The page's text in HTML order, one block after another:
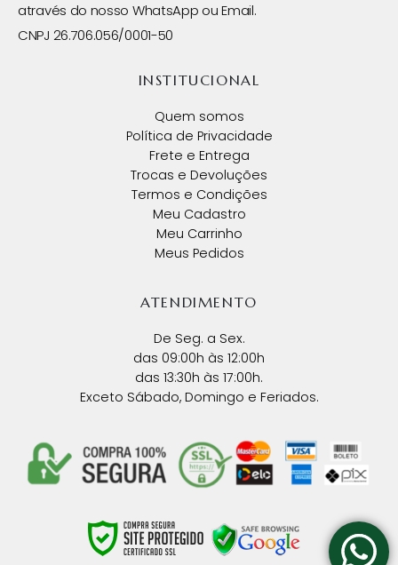
através do nosso WhatsApp ou Email.
CNPJ 26.706.056/0001-50
INSTITUCIONAL
Quem somos
Política de Privacidade
Frete e Entrega
Trocas e Devoluções
Termos e Condições
Meu Cadastro
Meu Carrinho
Meus Pedidos
ATENDIMENTO
De Seg. a Sex.
das 09:00h às 12:00h
das 13:30h às 17:00h.
Exceto Sábado, Domingo e Feriados.